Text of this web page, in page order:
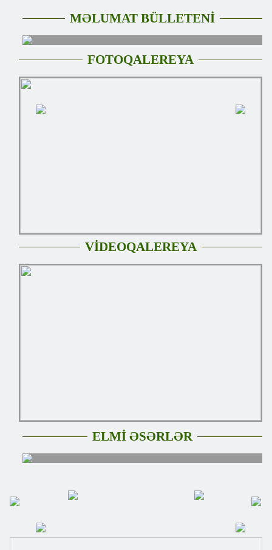
MƏLUMAT BÜLLETENİ
FOTOQALEREYA
VİDEOQALEREYA
ELMİ ƏSƏRLƏR